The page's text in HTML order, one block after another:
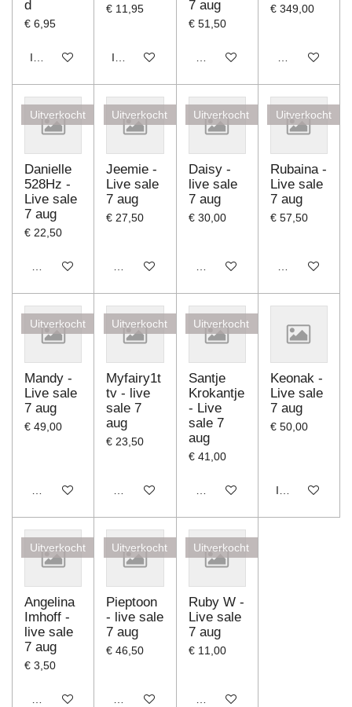
d
€ 6,95
In winkelwagen
€ 11,95
In winkelwagen
7 aug
€ 51,50
Houd mij op de hoogte
€ 349,00
Houd mij op
Uitverkocht
Danielle
528Hz -
Live sale
7 aug
€ 22,50
Houd mij op de hoogte
Uitverkocht
Jeemie -
Live sale
7 aug
€ 27,50
Houd mij op de hoogte
Uitverkocht
Daisy -
live sale
7 aug
€ 30,00
Houd mij op de hoogte
Uitverkocht
Rubaina -
Live sale
7 aug
€ 57,50
Houd mij op
Uitverkocht
Mandy -
Live sale
7 aug
€ 49,00
Houd mij op de hoogte
Uitverkocht
Myfairy1t
tv - live
sale 7
aug
€ 23,50
Houd mij op de hoogte
Uitverkocht
Santje
Krokantje
- Live
sale 7
aug
€ 41,00
Houd mij op de hoogte
Keonak -
Live sale
7 aug
€ 50,00
In winkelwagen
Uitverkocht
Angelina
Imhoff -
live sale
7 aug
€ 3,50
Houd mij op de hoogte
Uitverkocht
Pieptoon
- live sale
7 aug
€ 46,50
Houd mij op de hoogte
Uitverkocht
Ruby W -
Live sale
7 aug
€ 11,00
Houd mij op de hoogte